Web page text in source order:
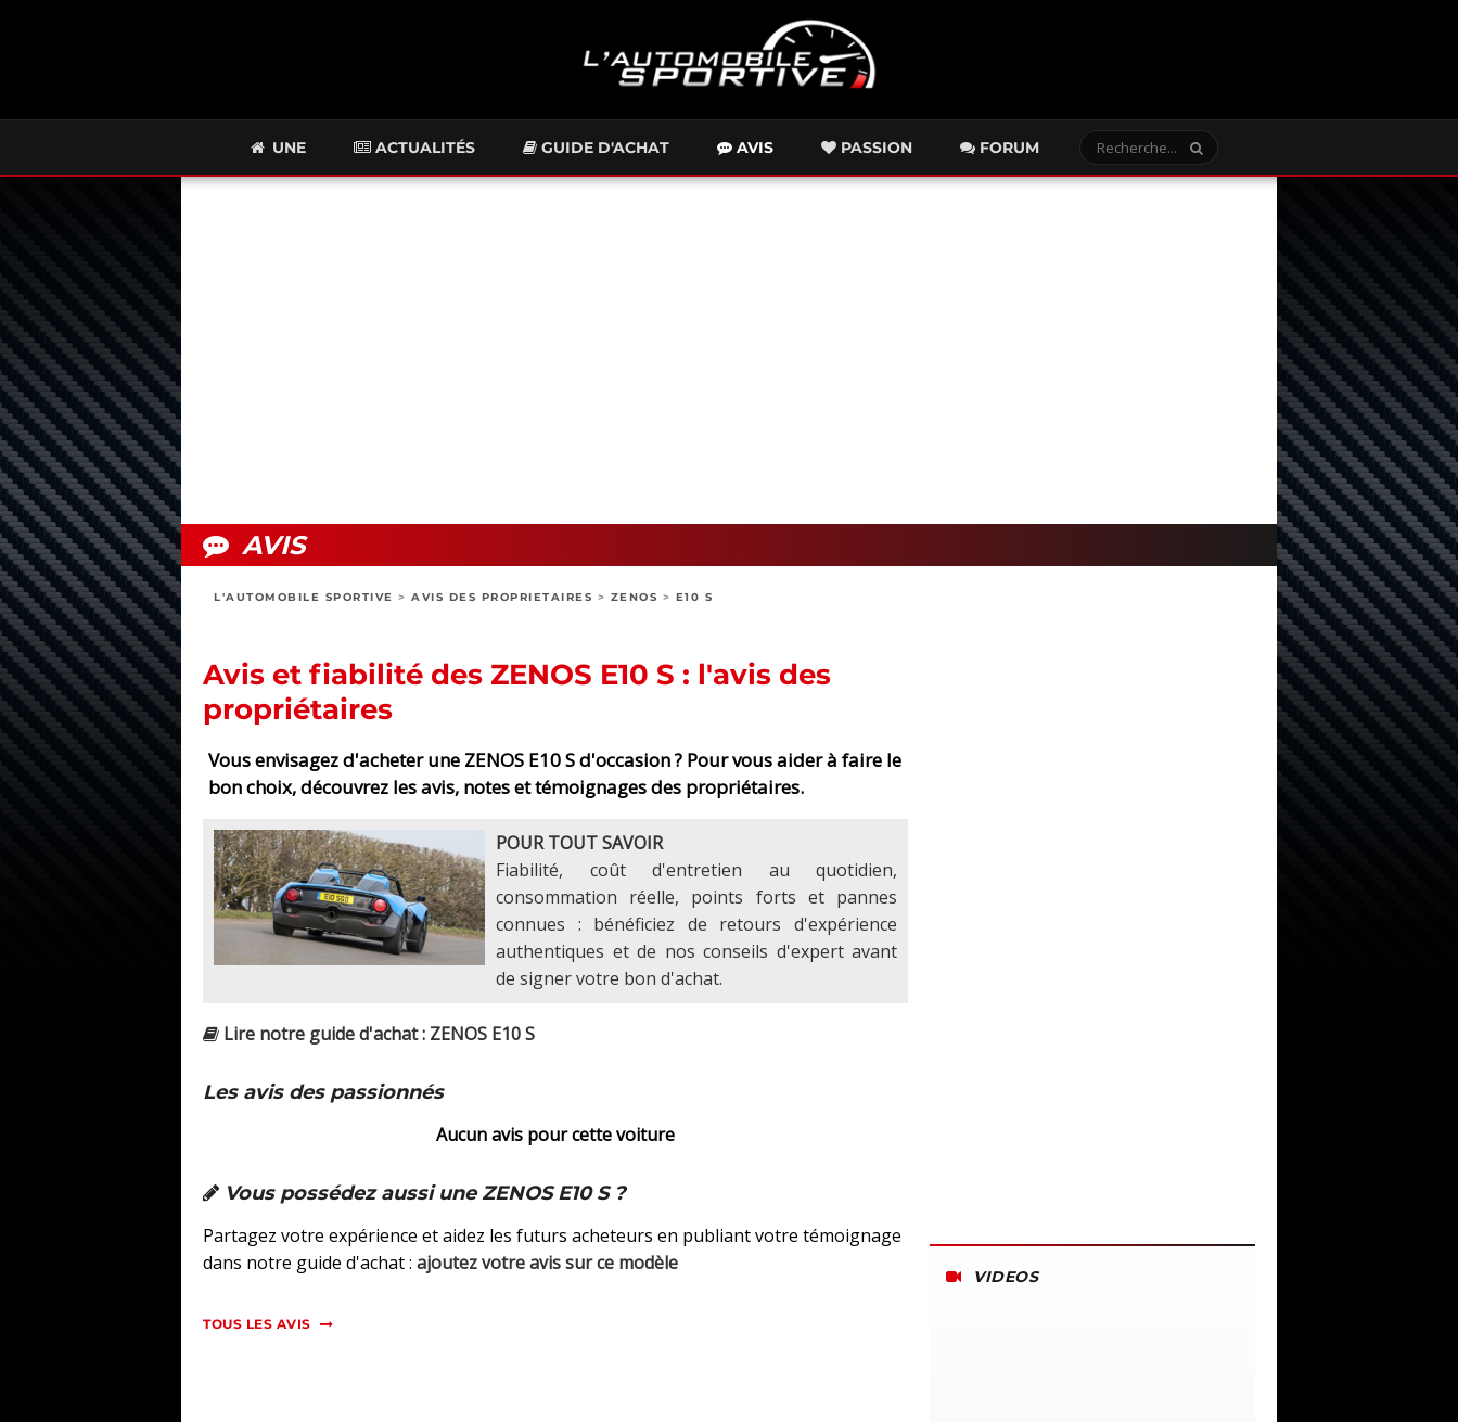
UNE ACTUALITÉS GUIDE D'ACHAT AVIS PASSION FORUM
AVIS
L'AUTOMOBILE SPORTIVE > AVIS DES PROPRIETAIRES > ZENOS > E10 S
Avis et fiabilité des ZENOS E10 S : l'avis des
propriétaires
Vous envisagez d'acheter une ZENOS E10 S d'occasion ? Pour vous aider à faire le
bon choix, découvrez les avis, notes et témoignages des propriétaires.
POUR TOUT SAVOIR
Fiabilité, coût d'entretien au quotidien,
consommation réelle, points forts et pannes
connues : bénéficiez de retours d'expérience
authentiques et de nos conseils d'expert avant
de signer votre bon d'achat.
Lire notre guide d'achat : ZENOS E10 S
Les avis des passionnés
Aucun avis pour cette voiture
Vous possédez aussi une ZENOS E10 S ?
Partagez votre expérience et aidez les futurs acheteurs en publiant votre témoignage
dans notre guide d'achat : ajoutez votre avis sur ce modèle
TOUS LES AVIS
VIDEOS